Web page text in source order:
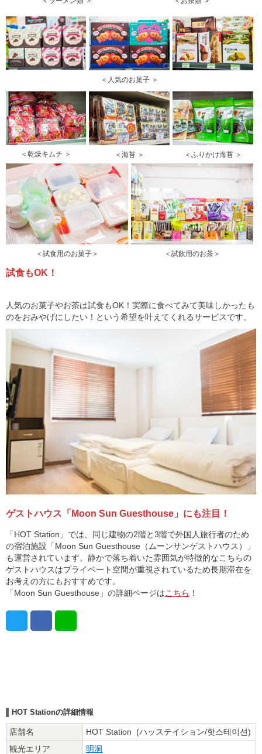
＜人気のお菓子 ＞
＜乾燥キムチ ＞ ＜海苔 ＞ ＜ふりかけ海苔 ＞
＜試食用のお菓子＞ ＜試飲用のお茶＞
試食もOK！
人気のお菓子やお茶は試食もOK！実際に食べてみて美味しかったも
のをおみやげにしたい！という希望を叶えてくれるサービスです。
ゲストハウス「Moon Sun Guesthouse」にも注目！
「HOT Station」では、同じ建物の2階と3階で外国人旅行者のため
の宿泊施設「Moon Sun Guesthouse（ムーンサンゲストハウス）」
も運営されています。静かで落ち着いた雰囲気が特徴的なこちらの
ゲストハウスはプライベート空間が重視されているため長期滞在を
お考えの方にもおすすめです。
「Moon Sun Guesthouse」の詳細ページはこちら ！
HOT Stationの詳細情報
店舗名
HOT Station (ハッステイション/핫스테이션)
観光エリア
明洞